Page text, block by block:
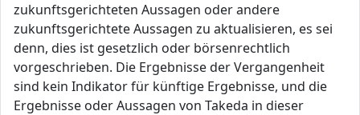
zukunftsgerichteten Aussagen oder andere
zukunftsgerichtete Aussagen zu aktualisieren, es sei
denn, dies ist gesetzlich oder börsenrechtlich
vorgeschrieben. Die Ergebnisse der Vergangenheit
sind kein Indikator für künftige Ergebnisse, und die
Ergebnisse oder Aussagen von Takeda in dieser